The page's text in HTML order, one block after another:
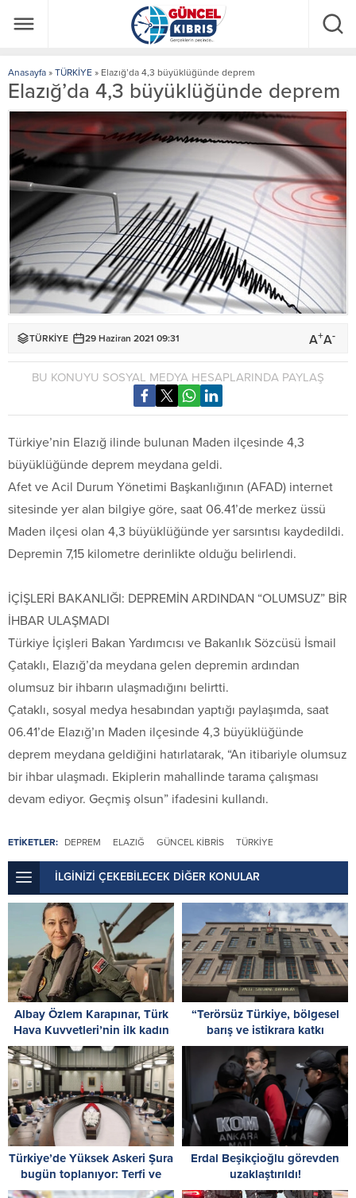
Anasayfa » TÜRKİYE » Elazığ’da 4,3 büyüklüğünde deprem
Elazığ’da 4,3 büyüklüğünde deprem
TÜRKİYE 29 Haziran 2021 09:31 A+A-
BU KONUYU SOSYAL MEDYA HESAPLARINDA PAYLAŞ
Türkiye’nin Elazığ ilinde bulunan Maden ilçesinde 4,3
büyüklüğünde deprem meydana geldi.
Afet ve Acil Durum Yönetimi Başkanlığının (AFAD) internet
sitesinde yer alan bilgiye göre, saat 06.41’de merkez üssü
Maden ilçesi olan 4,3 büyüklüğünde yer sarsıntısı kaydedildi.
Depremin 7,15 kilometre derinlikte olduğu belirlendi.
İÇİŞLERİ BAKANLIĞI: DEPREMİN ARDINDAN “OLUMSUZ” BİR
İHBAR ULAŞMADI
Türkiye İçişleri Bakan Yardımcısı ve Bakanlık Sözcüsü İsmail
Çataklı, Elazığ’da meydana gelen depremin ardından
olumsuz bir ihbarın ulaşmadığını belirtti.
Çataklı, sosyal medya hesabından yaptığı paylaşımda, saat
06.41’de Elazığ’ın Maden ilçesinde 4,3 büyüklüğünde
deprem meydana geldiğini hatırlatarak, “An itibariyle olumsuz
bir ihbar ulaşmadı. Ekiplerin mahallinde tarama çalışması
devam ediyor. Geçmiş olsun” ifadesini kullandı.
ETİKETLER: DEPREM ELAZIĞ GÜNCEL KIBRIS TÜRKIYE
İLGİNİZİ ÇEKEBİLECEK DİĞER KONULAR
Albay Özlem Karapınar, Türk
Hava Kuvvetleri’nin ilk kadın
paşası oldu
“Terörsüz Türkiye, bölgesel
barış ve istikrara katkı
sağlayacak”
Türkiye’de Yüksek Askeri Şura
bugün toplanıyor: Terfi ve
atama kararları masada
Erdal Beşikçioğlu görevden
uzaklaştırıldı!